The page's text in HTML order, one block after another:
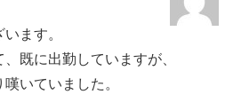
ます。
既に出勤していますが、
いていました。